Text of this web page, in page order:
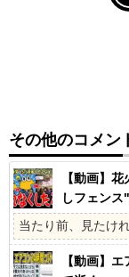
その他のコメン
【動画】
しフェン
当たり前、見たけ
【動画】